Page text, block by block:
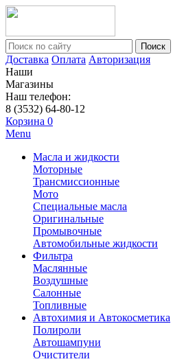
Поиск
Доставка Оплата Авторизация
Наши
Магазины
Наш телефон:
8 (3532) 64-80-12
Корзина 0
Menu
Масла и жидкости
Моторные
Трансмиссионные
Мото
Специальные масла
Оригинальные
Промывочные
Автомобильные жидкости
Фильтра
Маслянные
Воздушные
Салонные
Топливные
Автохимия и Автокосметика
Полироли
Автошампуни
Очистители